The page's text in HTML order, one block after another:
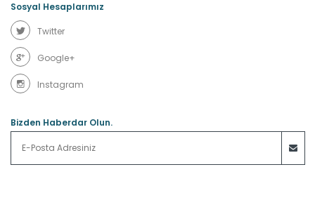
Sosyal Hesaplarımız
Twitter
Google+
Instagram
Bizden Haberdar Olun.